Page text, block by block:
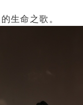
生命之歌。